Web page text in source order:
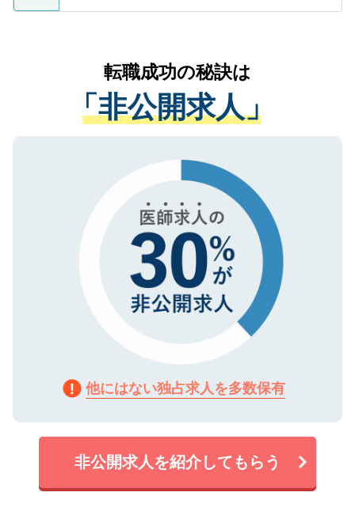
ているすべての個人データはご本人の許可
は、個人情報の取り扱いについての厳密な
管理基準を満たした事業者のみに付与され
る、プライバシーマークを取得済みです。
ご登録いただいた個人情報は、SSL（デー
で、機密保持に関してもご安心ください。
かがいして、現在の医療機関の状況や紹介
経験をまじえながら、適切なアドバイスを
させていただきます。すぐにご転職をされ
ない方には、長期的なサポートが可能です
ので、まずはご登録ください。
転職成功の秘訣は
「非公開求人」
他にはない独占求人を多数保有
非公開求人を紹介してもらう